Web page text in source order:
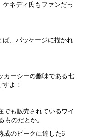
ネディ氏もファンだっ
ば、パッケージに描かれ
カーシーの趣味である七
よ！
でも販売されているワイ
ものだとか。
成のピークに達した6